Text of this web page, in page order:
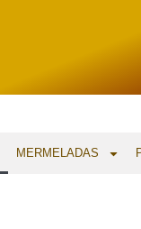
MERMELADAS